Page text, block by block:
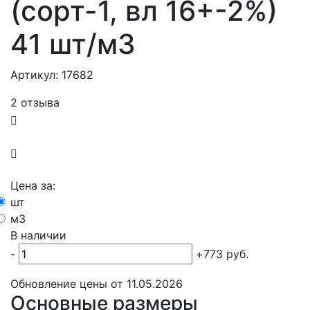
(сорт-1, вл 16+-2%)
41 шт/м3
Артикул: 17682
2 отзыва
Цена за:
шт
м3
В наличии
-
+773 руб.
Обновление цены от 11.05.2026
Основные размеры